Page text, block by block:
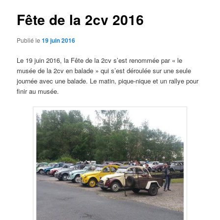
Fête de la 2cv 2016
Publié le19 juin 2016
Le 19 juin 2016, la Fête de la 2cv s’est renommée par « le
musée de la 2cv en balade » qui s’est déroulée sur une seule
journée avec une balade. Le matin, pique-nique et un rallye pour
finir au musée.